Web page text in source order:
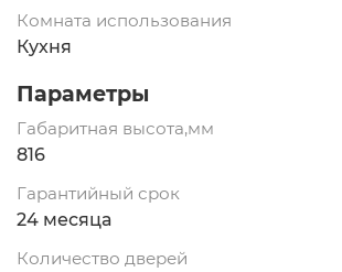
Комната использования
Кухня
Параметры
Габаритная высота,мм
816
Гарантийный срок
24 месяца
Количество дверей